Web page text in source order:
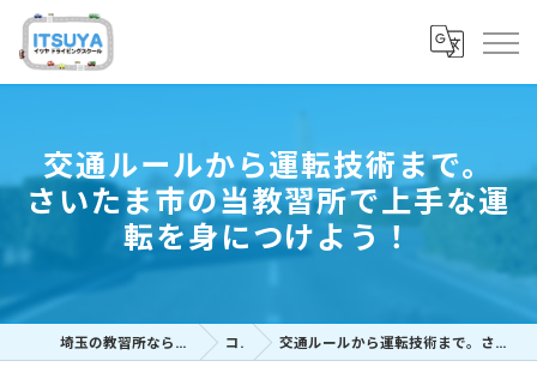
交通ルールから運転技術まで。
さいたま市の当教習所で上手な運
転を身につけよう！
埼玉の教習所ならイツヤドライビングスクール コラム 交通ルールから運転技術まで。さいたま市の当教習所で上手な運転を身につけよう！